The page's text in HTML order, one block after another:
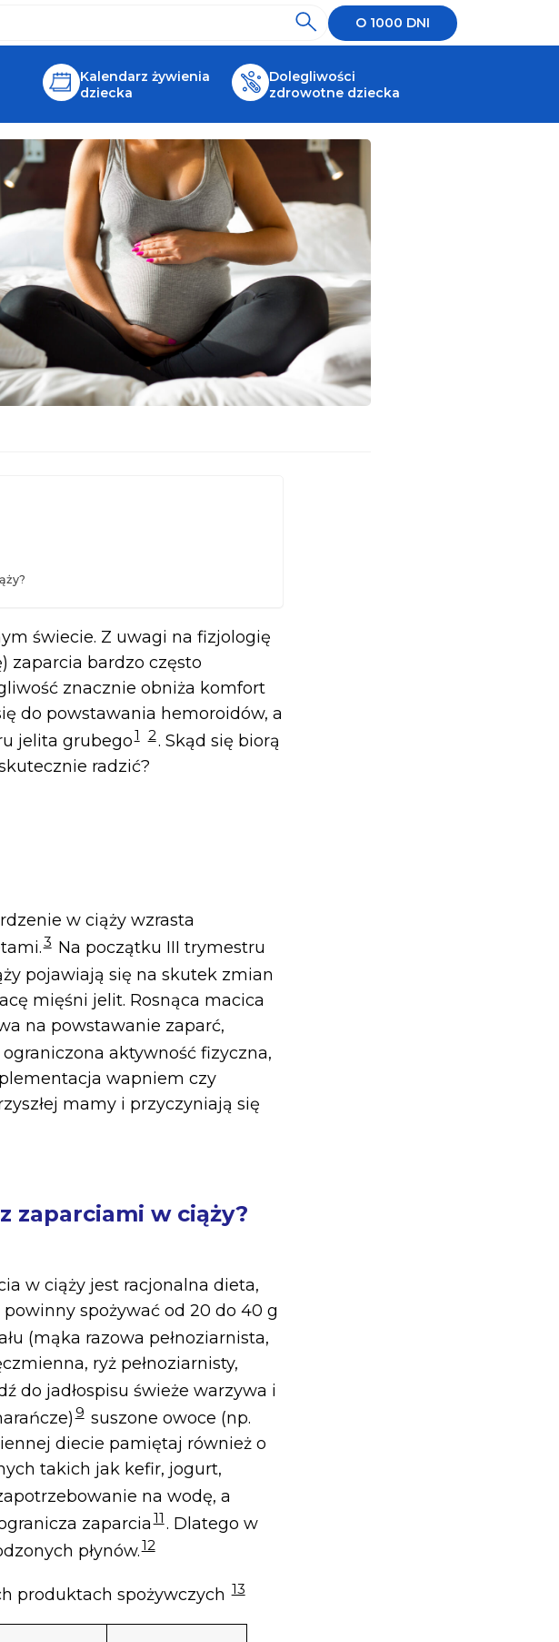
O 1000 DNI
Kalendarz żywienia
dziecka
Dolegliwości
zdrowotne dziecka
świecie. Z uwagi na fizjologię
zaparcia bardzo często
znacznie obniża komfort
do powstawania hemoroidów, a
jelita grubego1 2. Skąd się biorą
radzić?
w ciąży wzrasta
3 Na początku III trymestru
pojawiają się na skutek zmian
mięśni jelit. Rosnąca macica
na powstawanie zaparć,
aktywność fizyczna,
wapniem czy
mamy i przyczyniają się
zaparciami w ciąży?
w ciąży jest racjonalna dieta,
spożywać od 20 do 40 g
(mąka razowa pełnoziarnista,
ryż pełnoziarnisty,
do jadłospisu świeże warzywa i
9 suszone owoce (np.
diecie pamiętaj również o
takich jak kefir, jogurt,
na wodę, a
zaparcia 11 . Dlatego w
płynów.12
produktach spożywczych 13